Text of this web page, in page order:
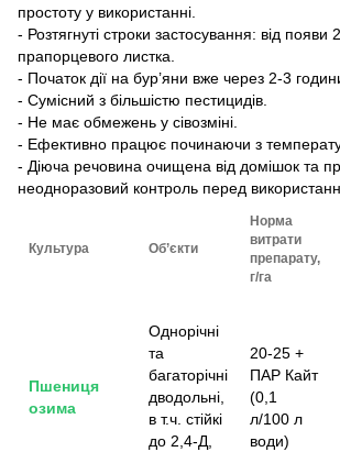
простоту у використанні.
- Розтягнуті строки застосування: від появи
прапорцевого листка.
- Початок дії на бур’яни вже через 2-3
- Сумісний з більшістю пестицидів.
- Не має обмежень у сівозміні.
- Ефективно працює починаючи з
- Діюча речовина очищена від домішок та
неодноразовий контроль перед
Культура Об’єкти
Норма
витрати
препарату,
г/га
Пшениця
озима
Однорічні
та
багаторічні
дводольні,
в т.ч. стійкі
до 2,4-Д,
20-25 +
ПАР Кайт
(0,1
л/100 л
води)